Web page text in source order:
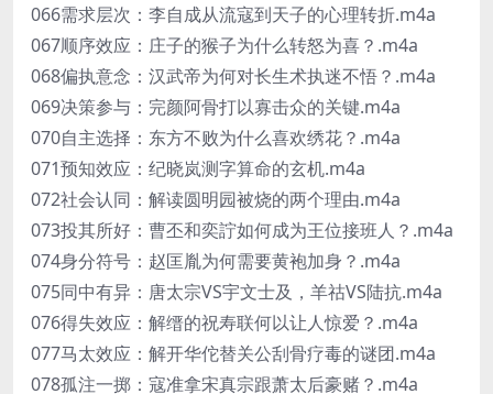
066需求层次：李自成从流寇到天子的心理转折.m4a
067顺序效应：庄子的猴子为什么转怒为喜？.m4a
068偏执意念：汉武帝为何对长生术执迷不悟？.m4a
069决策参与：完颜阿骨打以寡击众的关键.m4a
070自主选择：东方不败为什么喜欢绣花？.m4a
071预知效应：纪晓岚测字算命的玄机.m4a
072社会认同：解读圆明园被烧的两个理由.m4a
073投其所好：曹丕和奕詝如何成为王位接班人？.m4a
074身分符号：赵匡胤为何需要黄袍加身？.m4a
075同中有异：唐太宗VS宇文士及，羊祜VS陆抗.m4a
076得失效应：解缙的祝寿联何以让人惊爱？.m4a
077马太效应：解开华佗替关公刮骨疗毒的谜团.m4a
078孤注一掷：寇准拿宋真宗跟萧太后豪赌？.m4a